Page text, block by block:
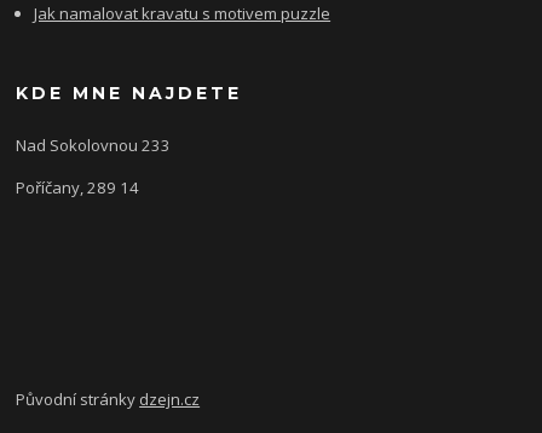
Jak namalovat kravatu s motivem puzzle
KDE MNE NAJDETE
Nad Sokolovnou 233
Poříčany, 289 14
Původní stránky dzejn.cz